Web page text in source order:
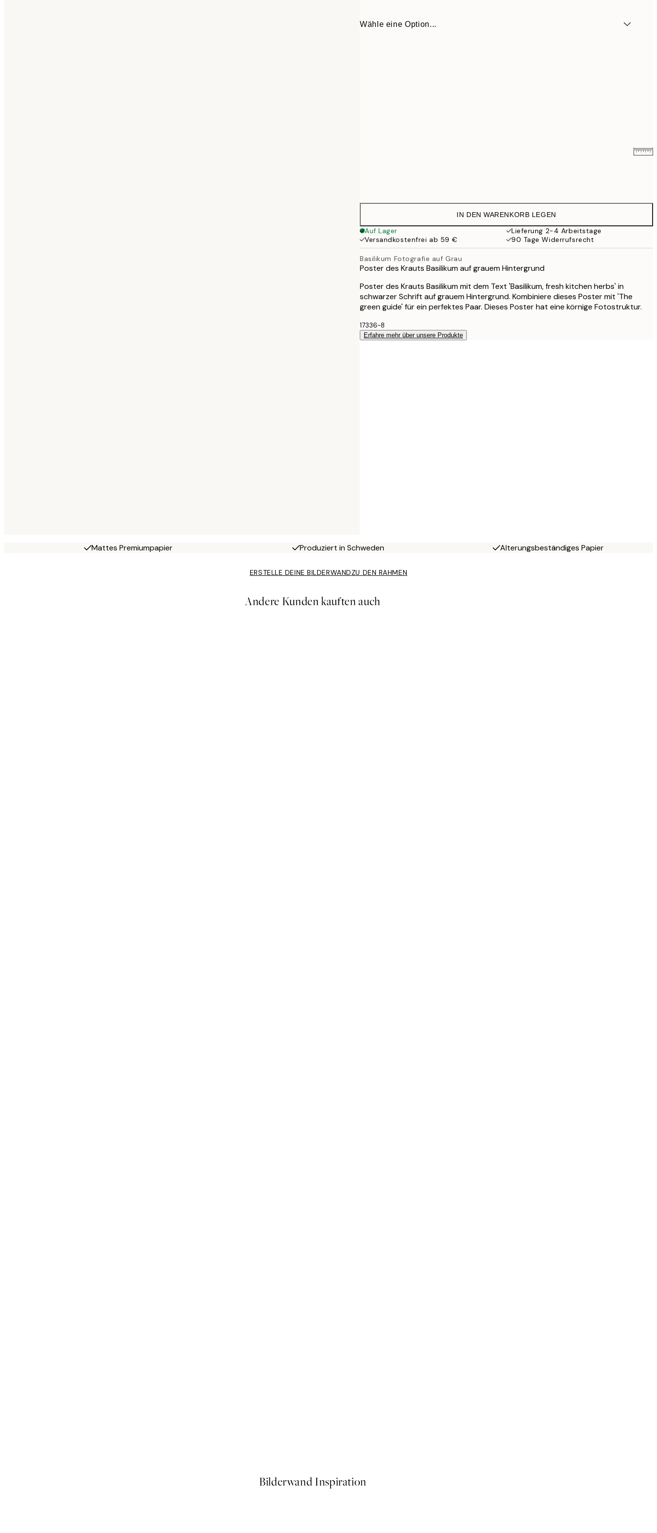
Wähle eine Option...
IN DEN WARENKORB LEGEN
Auf Lager
Lieferung 2-4 Arbeitstage
Versandkostenfrei ab 59 €
90 Tage Widerrufsrecht
Basilikum Fotografie auf Grau
Poster des Krauts Basilikum auf grauem Hintergrund
Poster des Krauts Basilikum mit dem Text 'Basilikum, fresh kitchen herbs' in
schwarzer Schrift auf grauem Hintergrund. Kombiniere dieses Poster mit 'The
green guide' für ein perfektes Paar. Dieses Poster hat eine körnige Fotostruktur.
17336-8
Erfahre mehr über unsere Produkte
Mattes Premiumpapier Produziert in Schweden Alterungsbeständiges Papier
ERSTELLE DEINE BILDERWANDZU DEN RAHMEN
Andere Kunden kauften auch
Bilderwand Inspiration